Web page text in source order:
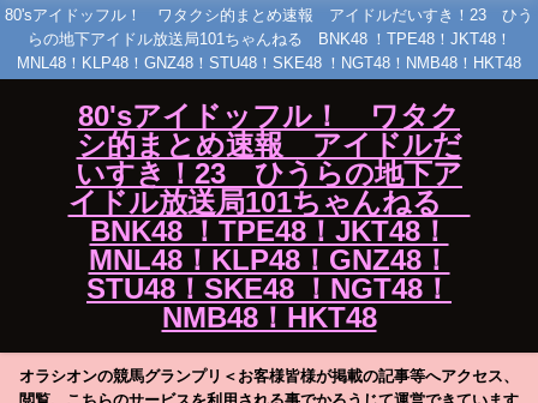
80'sアイドッフル！ ワタクシ的まとめ速報 アイドルだいすき！23 ひう
らの地下アイドル放送局101ちゃんねる BNK48 ！TPE48！JKT48！
MNL48！KLP48！GNZ48！STU48！SKE48 ！NGT48！NMB48！HKT48
80'sアイドッフル！ ワタク
シ的まとめ速報 アイドルだ
いすき！23 ひうらの地下ア
イドル放送局101ちゃんねる
BNK48 ！TPE48！JKT48！
MNL48！KLP48！GNZ48！
STU48！SKE48 ！NGT48！
NMB48！HKT48
オラシオンの競馬グランプリ＜お客様皆様が掲載の記事等へアクセス、